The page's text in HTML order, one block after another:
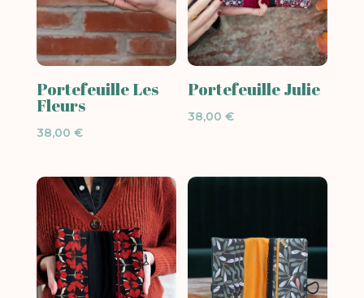
Portefeuille Les
Fleurs
38,00 €
Portefeuille Julie
38,00€